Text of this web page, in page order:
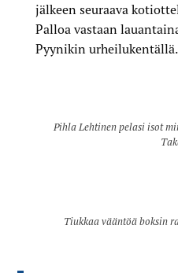
jälkeen seuraava
Palloa vastaan
Pyynikin urheilukentällä.
Pihla Lehtinen pelasi isot
Tiukkaa vääntöä boksin